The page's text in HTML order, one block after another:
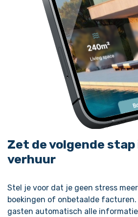
Zet de volgende stap
verhuur
Stel je voor dat je geen stress
boekingen of onbetaalde
gasten automatisch alle